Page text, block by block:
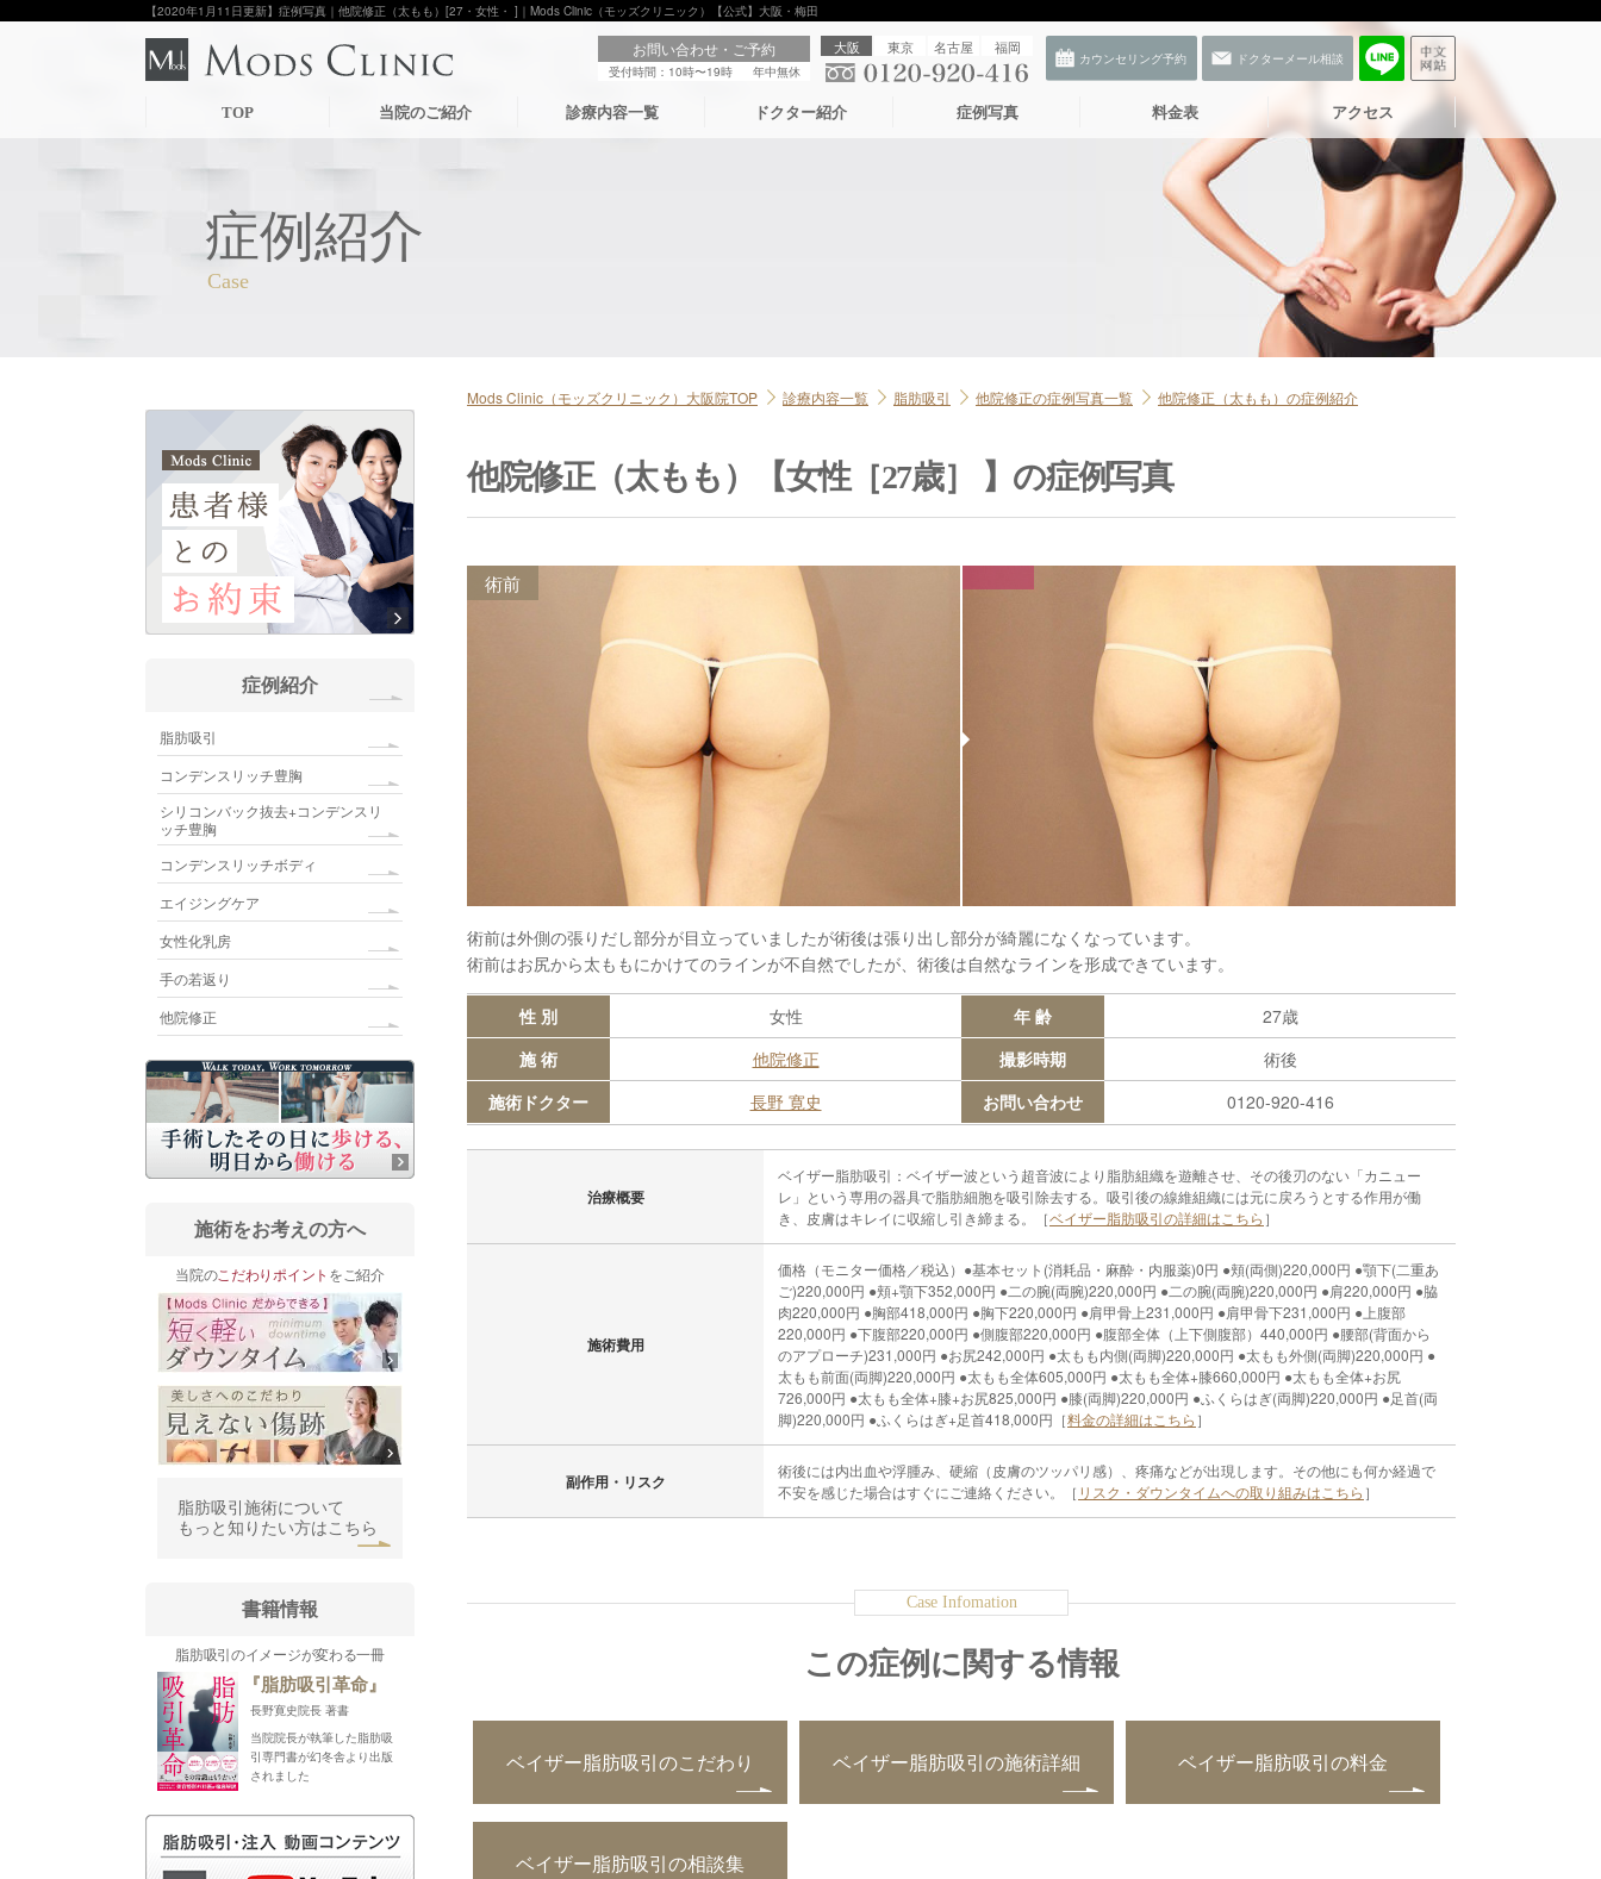
【2020年1月11日更新】症例写真｜他院修正（太もも）[27・女性・ ]｜Mods Clinic（モッズクリニック）【公式】大阪・梅田
お問い合わせ・ご予約
受付時間：10時〜19時 年中無休
大阪 東京 名古屋 福岡
TOP 当院のご紹介 診療内容一覧 ドクター紹介 症例写真 料金表 アクセス
症例紹介
Mods Clinic（モッズクリニック）大阪院TOP 診療内容一覧 脂肪吸引 他院修正の症例写真一覧 他院修正（太もも）の症例紹介
他院修正（太もも）【女性［27歳］ 】の症例写真
術前
術前は外側の張りだし部分が目立っていましたが術後は張り出し部分が綺麗になくなっています。
術前はお尻から太ももにかけてのラインが不自然でしたが、術後は自然なラインを形成できています。
性 別 女性 年 齢
27歳
施 術
他院修正 撮影時期
術後
施術ドクター
長野 寛史 お問い合わせ 0120-920-416
治療概要
ベイザー脂肪吸引：ベイザー波という超音波により脂肪組織を遊離させ、その後刃のない「カニュー
レ」という専用の器具で脂肪細胞を吸引除去する。吸引後の線維組織には元に戻ろうとする作用が働
き、皮膚はキレイに収縮し引き締まる。［ベイザー脂肪吸引の詳細はこちら ］
施術費用
価格（モニター価格／税込）●基本セット(消耗品・麻酔・内服薬)0円 ●頬(両側)220,000円 ●顎下(二重あ
ご)220,000円 ●頬+顎下352,000円 ●二の腕(両腕)220,000円 ●二の腕(両腕)220,000円 ●肩220,000円 ●脇
肉220,000円 ●胸部418,000円 ●胸下220,000円 ●肩甲骨上231,000円 ●肩甲骨下231,000円 ●上腹部
220,000円 ●下腹部220,000円 ●側腹部220,000円 ●腹部全体（上下側腹部）440,000円 ●腰部(背面から
のアプローチ)231,000円 ●お尻242,000円 ●太もも内側(両脚)220,000円 ●太もも外側(両脚)220,000円 ●
太もも前面(両脚)220,000円 ●太もも全体605,000円 ●太もも全体+膝660,000円 ●太もも全体+お尻
726,000円 ●太もも全体+膝+お尻825,000円 ●膝(両脚)220,000円 ●ふくらはぎ(両脚)220,000円 ●足首(両
脚)220,000円 ●ふくらはぎ+足首418,000円［料金の詳細はこちら ］
副作用・リスク
術後には内出血や浮腫み、硬縮（皮膚のツッパリ感）、疼痛などが出現します。その他にも何か経過で
不安を感じた場合はすぐにご連絡ください。［ リスク・ダウンタイムへの取り組みはこちら ］
この症例に関する情報
ベイザー脂肪吸引のこだわり ベイザー脂肪吸引の施術詳細 ベイザー脂肪吸引の料金
ベイザー脂肪吸引の相談集
症例紹介
脂肪吸引
コンデンスリッチ豊胸
シリコンバック抜去+コンデンスリ
ッチ豊胸
コンデンスリッチボディ
エイジングケア
女性化乳房
手の若返り
他院修正
施術をお考えの方へ
当院のこだわりポイント をご紹介
脂肪吸引施術について
もっと知りたい方はこちら
書籍情報
脂肪吸引のイメージが変わる一冊
『脂肪吸引革命』
長野寛史院長 著書
当院院長が執筆した脂肪吸
引専門書が幻冬舎より出版
されました